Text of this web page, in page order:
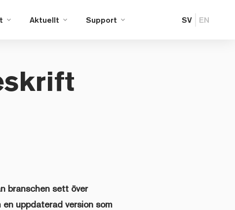
Aktuellt Support SV EN
branschen sett över
uppdaterad version som